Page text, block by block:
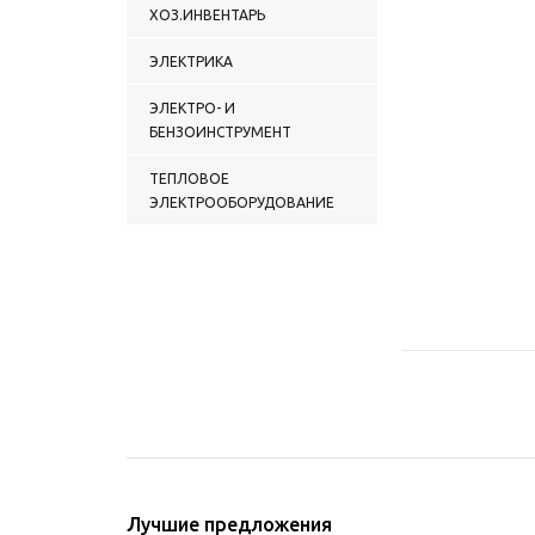
ХОЗ.ИНВЕНТАРЬ
ЭЛЕКТРИКА
ЭЛЕКТРО- И
БЕНЗОИНСТРУМЕНТ
ТЕПЛОВОЕ
ЭЛЕКТРООБОРУДОВАНИЕ
Лучшие предложения